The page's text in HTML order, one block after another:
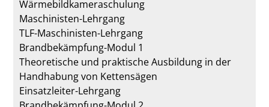
Wärmebildkameraschulung
Maschinisten-Lehrgang
TLF-Maschinisten-Lehrgang
Brandbekämpfung-Modul 1
Theoretische und praktische Ausbildung in der
Handhabung von Kettensägen
Einsatzleiter-Lehrgang